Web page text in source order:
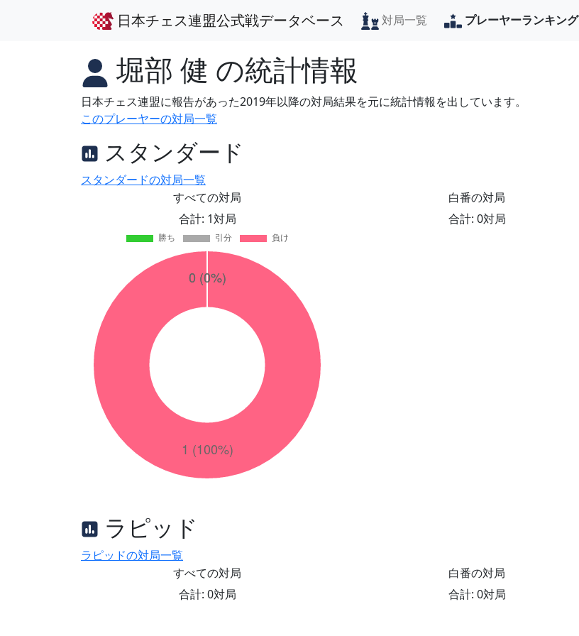
日本チェス連盟公式戦データベース 対局一覧 プレーヤーランキング
堀部 健 の統計情報
日本チェス連盟に報告があった2019年以降の対局結果を元に統計情報を出しています。
このプレーヤーの対局一覧
スタンダード
スタンダードの対局一覧
すべての対局
合計: 1対局
白番の対局
合計: 0対局
ラピッド
ラピッドの対局一覧
すべての対局
合計: 0対局
白番の対局
合計: 0対局